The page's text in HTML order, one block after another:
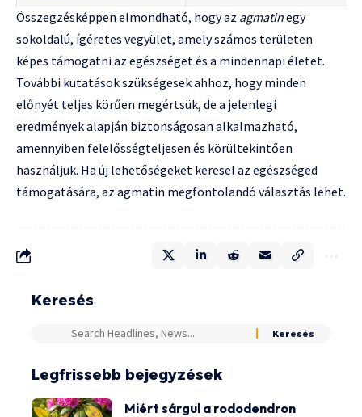
Összegzésképpen elmondható, hogy az agmatinegy
sokoldalú, ígéretes vegyület, amely számos területen
képes támogatni az egészséget és a mindennapi életet.
További kutatások szükségesek ahhoz, hogy minden
előnyét teljes körűen megértsük, de a jelenlegi
eredmények alapján biztonságosan alkalmazható,
amennyiben felelősségteljesen és körültekintően
használjuk. Ha új lehetőségeket keresel az egészséged
támogatására, az agmatin megfontolandó választás lehet.
Keresés
Legfrissebb bejegyzések
Miért sárgul a rododendron